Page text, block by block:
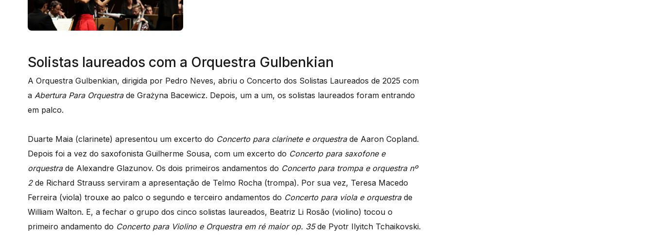
Solistas laureados com a Orquestra Gulbenkian
A Orquestra Gulbenkian, dirigida por Pedro Neves, abriu o Concerto dos Solistas Laureados de 2025 com
a Abertura Para Orquestrade Grażyna Bacewicz. Depois, um a um, os solistas laureados foram entrando
em palco.
Duarte Maia (clarinete) apresentou um excerto do Concerto para clarinete e orquestrade Aaron Copland.
Depois foi a vez do saxofonista Guilherme Sousa, com um excerto do Concerto para saxofone e
orquestrade Alexandre Glazunov. Os dois primeiros andamentos do Concerto para trompa e orquestra nº
2de Richard Strauss serviram a apresentação de Telmo Rocha (trompa). Por sua vez, Teresa Macedo
Ferreira (viola) trouxe ao palco o segundo e terceiro andamentos do Concerto para viola e orquestrade
William Walton. E, a fechar o grupo dos cinco solistas laureados, Beatriz Li Rosão (violino) tocou o
primeiro andamento do Concerto para Violino e Orquestra em ré maior op. 35de Pyotr Ilyitch Tchaikovski.